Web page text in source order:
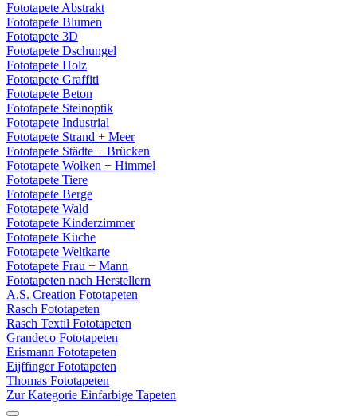
Fototapete Abstrakt
Fototapete Blumen
Fototapete 3D
Fototapete Dschungel
Fototapete Holz
Fototapete Graffiti
Fototapete Beton
Fototapete Steinoptik
Fototapete Industrial
Fototapete Strand + Meer
Fototapete Städte + Brücken
Fototapete Wolken + Himmel
Fototapete Tiere
Fototapete Berge
Fototapete Wald
Fototapete Kinderzimmer
Fototapete Küche
Fototapete Weltkarte
Fototapete Frau + Mann
Fototapeten nach Herstellern
A.S. Creation Fototapeten
Rasch Fototapeten
Rasch Textil Fototapeten
Grandeco Fototapeten
Erismann Fototapeten
Eijffinger Fototapeten
Thomas Fototapeten
Zur Kategorie Einfarbige Tapeten